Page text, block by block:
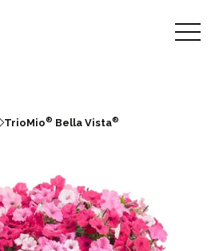
TrioMio® Bella Vista®